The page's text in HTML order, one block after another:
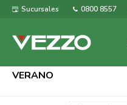
Sucursales 0800 8557
VERANO